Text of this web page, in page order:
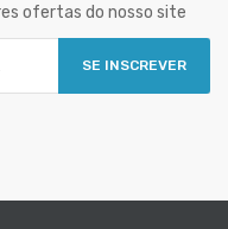
ofertas do nosso site
SE INSCREVER